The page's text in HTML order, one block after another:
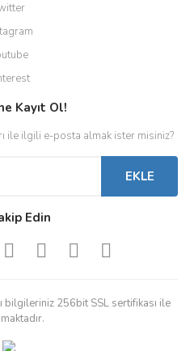
Kayıt Ol!
ile ilgili e-posta almak ister misiniz?
EKLE
Edin
bilgileriniz 256bit SSL sertifikası ile